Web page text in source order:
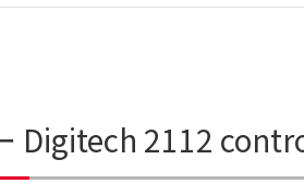
Digitech 2112